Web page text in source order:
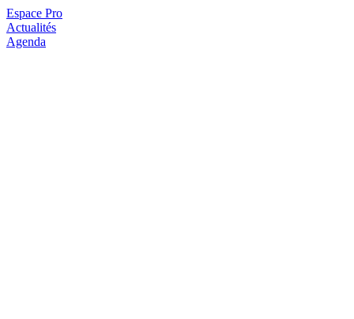
Espace Pro
Actualités
Agenda